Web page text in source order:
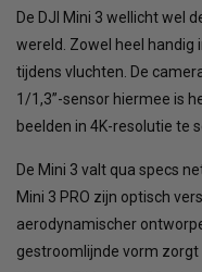
De DJI Mini 3 wellicht wel
wereld. Zowel heel handig
tijdens vluchten. De
1/1,3”-sensor hiermee is
beelden in 4K-resolutie te
De Mini 3 valt qua specs
Mini 3 PRO zijn optisch
aerodynamischer
gestroomlijnde vorm